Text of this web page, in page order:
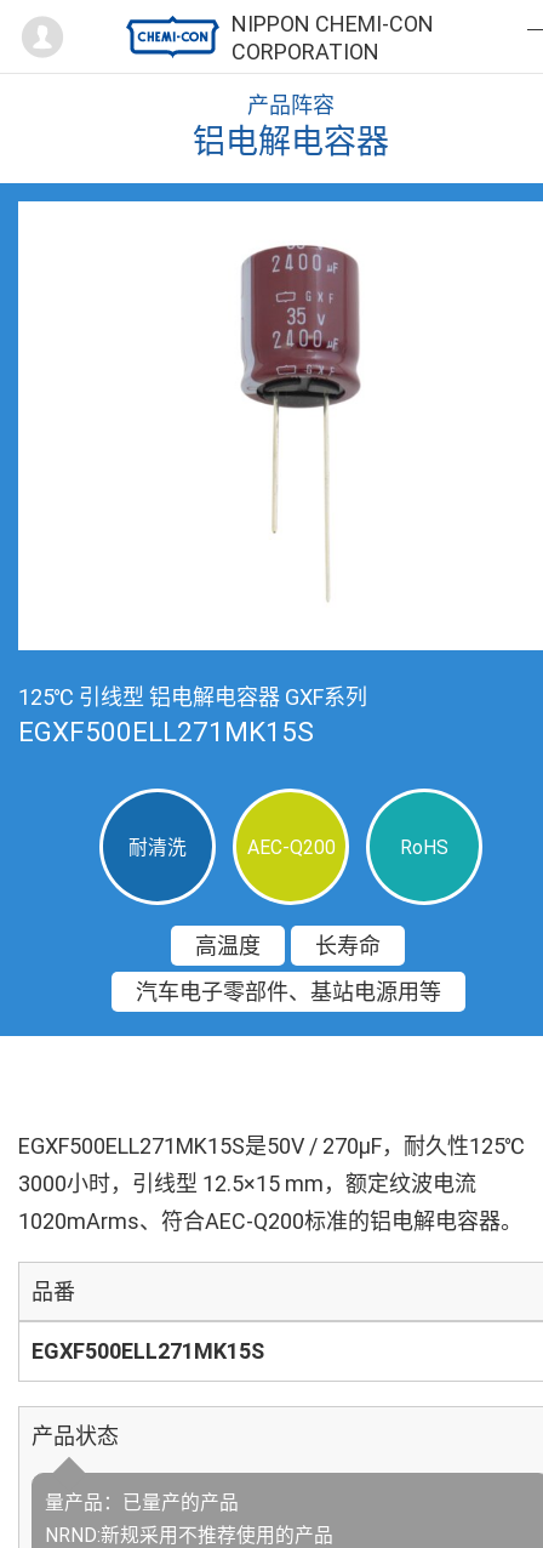
NIPPON CHEMI-CON
CORPORATION
Mypage
产品阵容
铝电解电容器
125℃ 引线型 铝电解电容器 GXF系列
EGXF500ELL271MK15S
耐清洗 AEC-Q200 RoHS
高温度
长寿命
汽车电子零部件、基站电源用等
EGXF500ELL271MK15S是50V / 270µF，耐久性125℃
3000小时，引线型 12.5×15 mm，额定纹波电流
1020mArms、符合AEC-Q200标准的铝电解电容器。
品番
EGXF500ELL271MK15S
产品状态
量产品：已量产的产品
NRND:新规采用不推荐使用的产品